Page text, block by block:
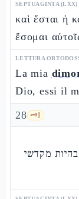
SEPTUAGINTA (LXX)
καὶ ἔσται ἡ
ἔσομαι
LETTURA
La mia
Dio, essi il
28 🗝️1
מקדשי